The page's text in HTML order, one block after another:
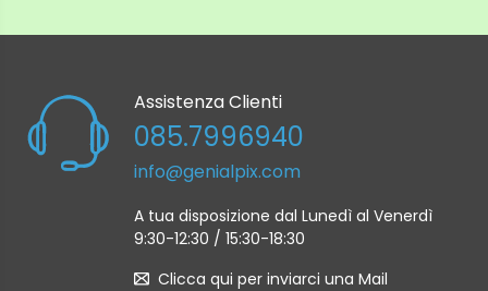
Assistenza Clienti
085.7996940
info@genialpix.com
A tua disposizione dal Lunedì al Venerdì
9:30-12:30 / 15:30-18:30
Clicca qui per inviarci una Mail